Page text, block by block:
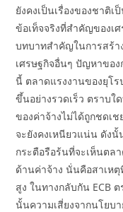
ยังคงเป็นเรื่องของชาติ
ข้อเท็จจริงที่สำคัญของเ
บทบาทสำคัญในการสร้า
เศรษฐกิจอื่นๆ ปัญหาขอ
นี้ ตลาดแรงงานของยุโร
ขึ้นอย่างรวดเร็ว ตราบใ
ของค่าจ้างไม่ได้ถูกชดเ
จะยังคงเหนียวแน่น ดังนั้
กระตือรือร้นที่จะเห็นตล
ด้านค่าจ้าง นั่นคือสาเห
สูง ในทางกลับกัน ECB
นั้นความเสี่ยงจากนโยบ